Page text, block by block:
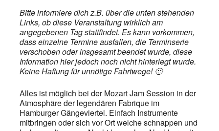
Bitte informiere dich z.B. über die unten stehenden
Links, ob diese Veranstaltung wirklich am
angegebenen Tag stattfindet. Es kann vorkommen,
dass einzelne Termine ausfallen, die Terminserie
verschoben oder insgesamt beendet wurde, diese
Information hier jedoch noch nicht hinterlegt wurde.
Keine Haftung für unnötige Fahrtwege! 🙂
Alles ist möglich bei der Mozart Jam Session in der
Atmosphäre der legendären Fabrique im
Hamburger Gängeviertel. Einfach Instrumente
mitbringen oder sich vor Ort welche schnappen und